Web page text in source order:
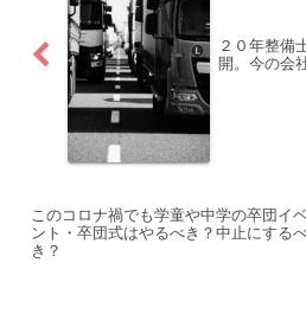
２０年整備
開。今の会
このコロナ禍でも学童や中学の卒団イ
ント・卒団式はやるべき？中止にする
き？